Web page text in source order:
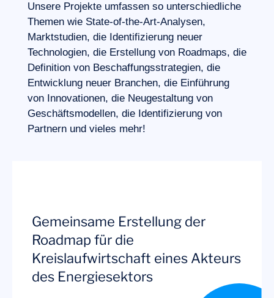
Expertisen
Unser Abenteuer
Unsere Projekte umfassen so unterschiedliche
Themen wie State-of-the-Art-Analysen,
Marktstudien, die Identifizierung neuer
Technologien, die Erstellung von Roadmaps, die
Definition von Beschaffungsstrategien, die
Entwicklung neuer Branchen, die Einführung
von Innovationen, die Neugestaltung von
Geschäftsmodellen, die Identifizierung von
Partnern und vieles mehr!
Gemeinsame Erstellung der
Roadmap für die
Kreislaufwirtschaft eines Akteurs
des Energiesektors